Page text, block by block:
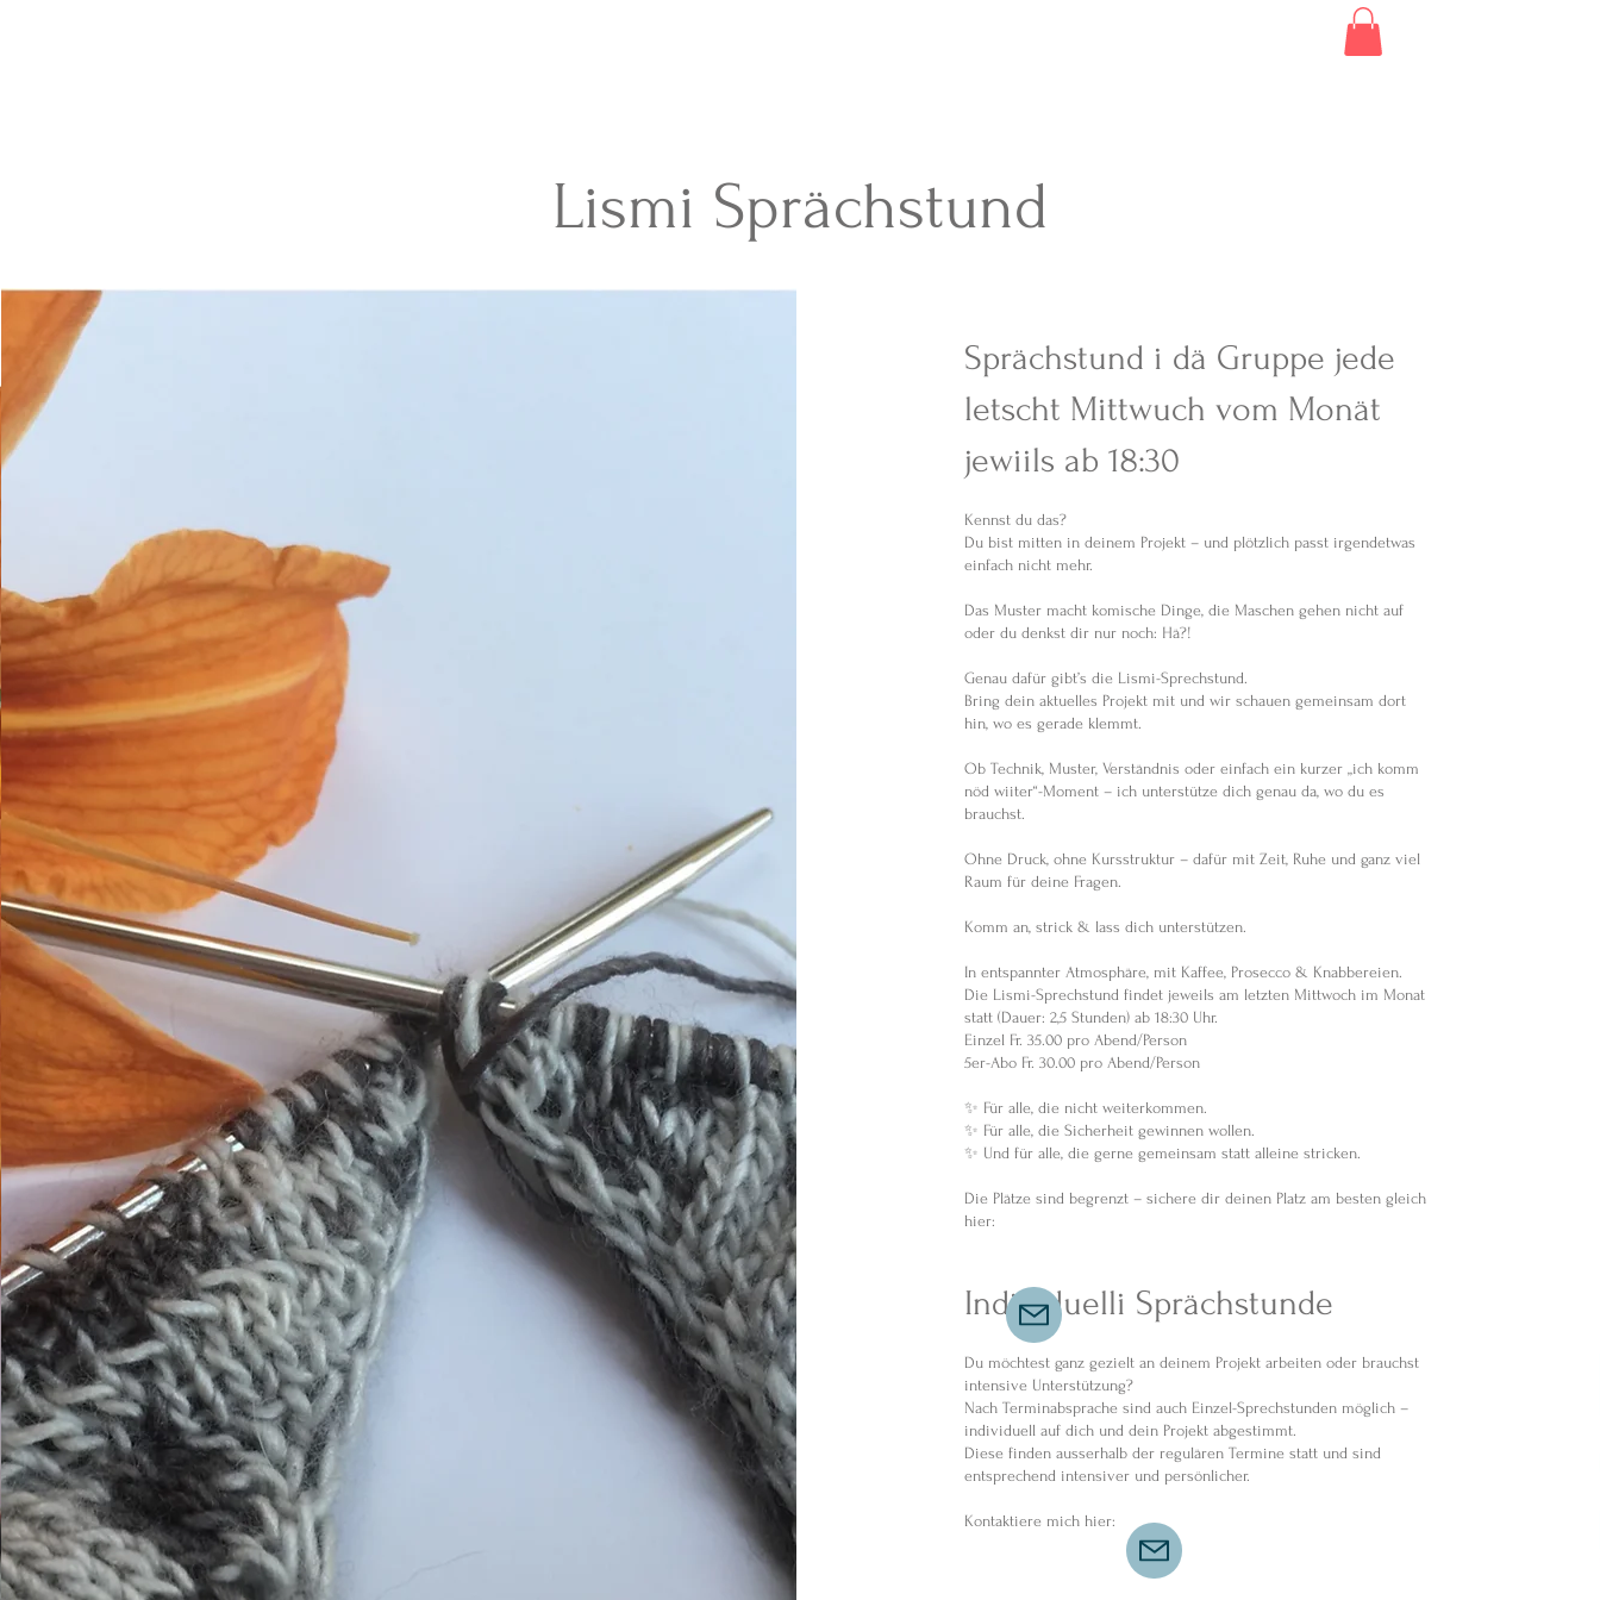
Lismi Sprächstund
Sprächstund i dä Gruppe jede
letscht Mittwuch vom Monät
jewiils ab 18:30
Kennst du das?
Du bist mitten in deinem Projekt – und plötzlich passt irgendetwas
einfach nicht mehr.
Das Muster macht komische Dinge, die Maschen gehen nicht auf
oder du denkst dir nur noch: Hä?!
Genau dafür gibt’s die Lismi-Sprechstund.
Bring dein aktuelles Projekt mit und wir schauen gemeinsam dort
hin, wo es gerade klemmt.
Ob Technik, Muster, Verständnis oder einfach ein kurzer „ich komm
nöd wiiter“-Moment – ich unterstütze dich genau da, wo du es
brauchst.
Ohne Druck, ohne Kursstruktur – dafür mit Zeit, Ruhe und ganz viel
Raum für deine Fragen.
Komm an, strick & lass dich unterstützen.
In entspannter Atmosphäre, mit Kaffee, Prosecco & Knabbereien.
Die Lismi-Sprechstund findet jeweils am letzten Mittwoch im Monat
statt (Dauer: 2,5 Stunden) ab 18:30 Uhr.
Einzel Fr. 35.00 pro Abend/Person
5er-Abo Fr. 30.00 pro Abend/Person
✨ Für alle, die nicht weiterkommen.
✨ Für alle, die Sicherheit gewinnen wollen.
✨ Und für alle, die gerne gemeinsam statt alleine stricken.
Die Plätze sind begrenzt – sichere dir deinen Platz am besten gleich
hier:
Individuelli Sprächstunde
Du möchtest ganz gezielt an deinem Projekt arbeiten oder brauchst
intensive Unterstützung?
Nach Terminabsprache sind auch Einzel-Sprechstunden möglich –
individuell auf dich und dein Projekt abgestimmt.
Diese finden ausserhalb der regulären Termine statt und sind
entsprechend intensiver und persönlicher.
Kontaktiere mich hier: